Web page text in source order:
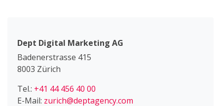
Dept Digital Marketing AG
Badenerstrasse 415
8003 Zürich
Tel.: +41 44 456 40 00
E-Mail: zurich@deptagency.com